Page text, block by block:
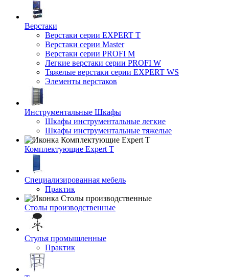
Верстаки
Верстаки серии EXPERT T
Верстаки серии Master
Верстаки серии PROFI M
Легкие верстаки серии PROFI W
Тяжелые верстаки серии EXPERT WS
Элементы верстаков
Инструментальные Шкафы
Шкафы инструментальные легкие
Шкафы инструментальные тяжелые
Комплектующие Expert T
Специализированная мебель
Практик
Столы производственные
Стулья промышленные
Практик